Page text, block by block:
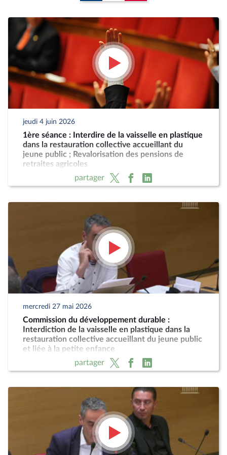
jeudi 4 juin 2026
1ère séance : Interdire de la vaisselle en plastique
dans la restauration collective accueillant du
jeune public ; Revalorisation des pensions de
retraites agricoles
partager
mercredi 27 mai 2026
Commission du développement durable :
Interdiction de la vaisselle en plastique dans la
restauration collective accueillant du jeune public
et liée à la petite enfance
partager